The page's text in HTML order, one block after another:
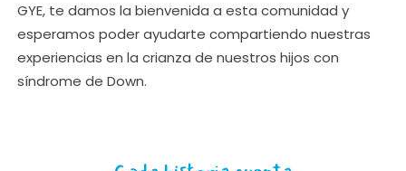
GYE, te damos la bienvenida a esta comunidad y
esperamos poder ayudarte compartiendo nuestras
experiencias en la crianza de nuestros hijos con
síndrome de Down.